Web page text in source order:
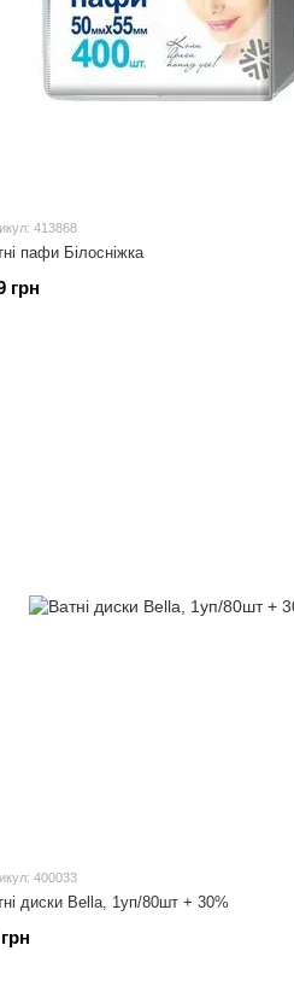
413868
пафи Білосніжка
грн
400033
диски Bella, 1уп/80шт + 30%